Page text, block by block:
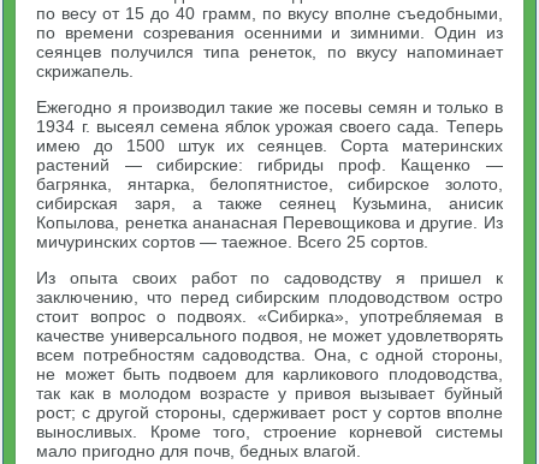
по весу от 15 до 40 грамм, по вкусу вполне съедобными,
по времени созревания осенними и зимними. Один из
сеянцев получился типа ренеток, по вкусу напоминает
скрижапель.
Ежегодно я производил такие же посевы семян и только в
1934 г. высеял семена яблок урожая своего сада. Теперь
имею до 1500 штук их сеянцев. Сорта материнских
растений — сибирские: гибриды проф. Кащенко —
багрянка, янтарка, белопятнистое, сибирское золото,
сибирская заря, а также сеянец Кузьмина, анисик
Копылова, ренетка ананасная Перевощикова и другие. Из
мичуринских сортов — таежное. Всего 25 сортов.
Из опыта своих работ по садоводству я пришел к
заключению, что перед сибирским плодоводством остро
стоит вопрос о подвоях. «Сибирка», употребляемая в
качестве универсального подвоя, не может удовлетворять
всем потребностям садоводства. Она, с одной стороны,
не может быть подвоем для карликового плодоводства,
так как в молодом возрасте у привоя вызывает буйный
рост; с другой стороны, сдерживает рост у сортов вполне
выносливых. Кроме того, строение корневой системы
мало пригодно для почв, бедных влагой.